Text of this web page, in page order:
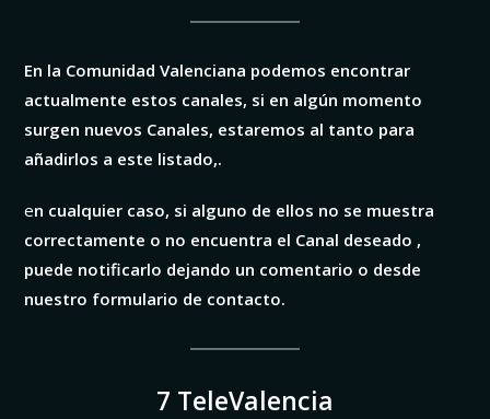
En la Comunidad Valenciana podemos encontrar
actualmente estos canales, si en algún momento
surgen nuevos Canales, estaremos al tanto para
añadirlos a este listado,.
en cualquier caso, si alguno de ellos no se muestra
correctamente o no encuentra el Canal deseado ,
puede notificarlo dejando un comentario o desde
nuestro formulario de contacto.
7 TeleValencia